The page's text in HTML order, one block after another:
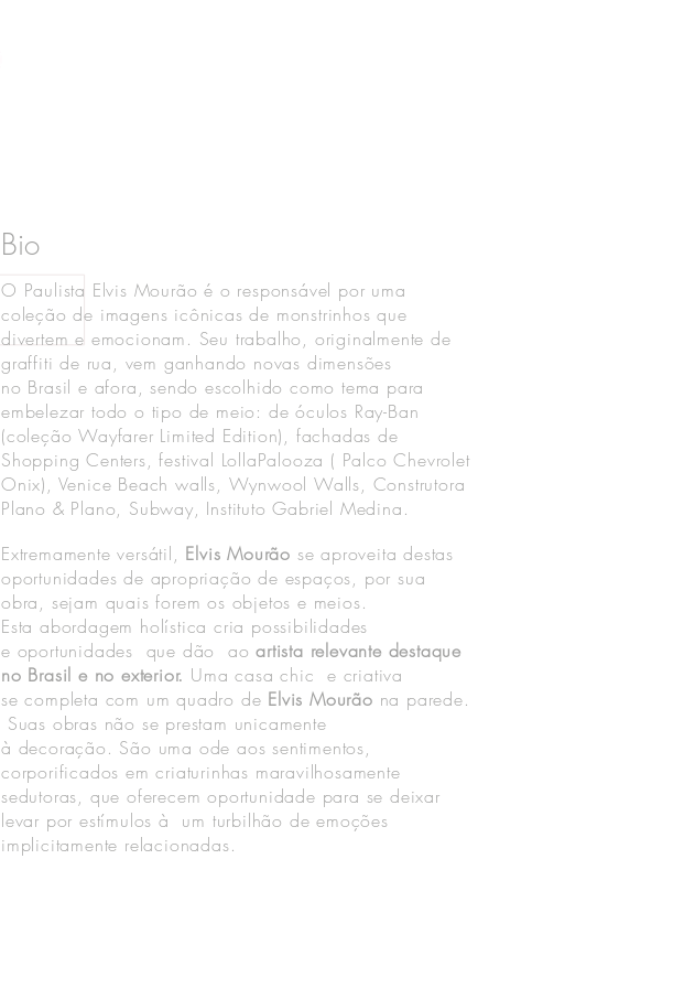
O Paulista Elvis Mourão é o responsável por uma
coleção de imagens icônicas de monstrinhos que
diverteme emocionam. Seu trabalho, originalmente de
graffiti de rua, vem ganhando novas dimensões
no Brasil e afora, sendo escolhido como tema para
embelezar todo o tipo de meio: de óculos Ray-Ban
(coleção Wayfarer Limited Edition), fachadas de
Shopping Centers, festival LollaPalooza ( Palco Chevrolet
Onix), Venice Beach walls, Wynwool Walls, Construtora
Plano & Plano, Subway, Instituto Gabriel Medina.
Extremamente versátil, Elvis Mourão se aproveita destas
oportunidades de apropriação de espaços, por sua
obra, sejam quais forem os objetos e meios.
Esta abordagem holística cria possibilidades
e oportunidades que dão aoartista relevante destaque
no Brasil e no exterior. Uma casa chic e criativa
se completa com um quadro de Elvis Mourão na parede.
Suas obras não se prestam unicamente
à decoração. São uma ode aos sentimentos,
corporificados em criaturinhas maravilhosamente
sedutoras, que oferecem oportunidade para se deixar
levar por estímulos à um turbilhão de emoções
implicitamente relacionadas.
Bio